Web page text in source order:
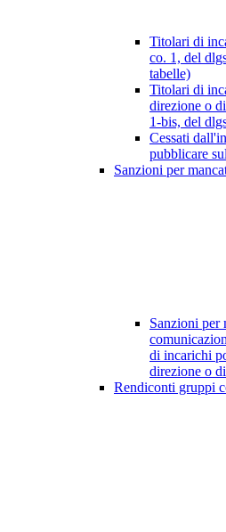
Titolari di
co. 1, del
tabelle)
Titolari di
direzione o
1-bis, del
Cessati
pubblicare
Sanzioni per
Sanzioni per
di incarichi
direzione o
Rendiconti gruppi